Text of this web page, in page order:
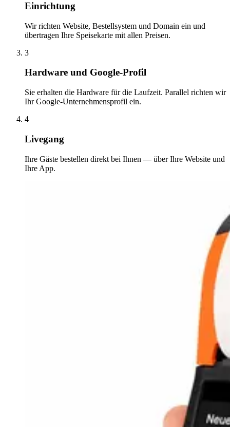
Einrichtung
Wir richten Website, Bestellsystem und Domain ein und
übertragen Ihre Speisekarte mit allen Preisen.
3
Hardware und Google-Profil
Sie erhalten die Hardware für die Laufzeit. Parallel richten wir
Ihr Google-Unternehmensprofil ein.
4
Livegang
Ihre Gäste bestellen direkt bei Ihnen — über Ihre Website und
Ihre App.